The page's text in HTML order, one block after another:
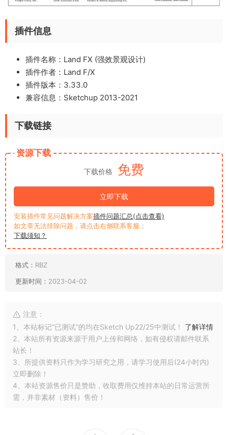
插件信息
插件名称：Land FX (强效景观设计)
插件作者：Land F/X
插件版本：3.33.0
兼容信息：Sketchup 2013-2021
下载链接
资源下载
下载价格 免费
立即下载
安装插件常见问题解决方案插件问题汇总(点击查看)
如文章无法排除问题，请点击右侧联系客服；
下载须知？
格式： RBZ
更新时间： 2023-04-02
注意：
1、本站标记“已测试”的均在Sketch Up22/25中测试！ 了解详情
2、本站所有资源来源于用户上传和网络，如有侵权请邮件联系
站长！
3、所提供资料只作为学习研究之用，请学习使用后(24小时内)
立即删除！
4、本站资源售价只是赞助，收取费用仅维持本站的日常运营所
需，并非素材（资料）售价！